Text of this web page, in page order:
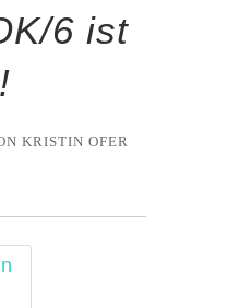
6 ist
KRISTIN OFER